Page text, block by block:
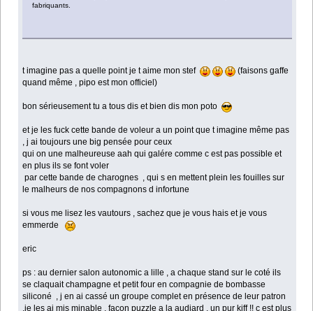
fabriquants.
t imagine pas a quelle point je t aime mon stef
(faisons gaffe
quand même , pipo est mon officiel)
bon sérieusement tu a tous dis et bien dis mon poto
et je les fuck cette bande de voleur a un point que t imagine même pas
, j ai toujours une big pensée pour ceux
qui on une malheureuse aah qui galére comme c est pas possible et
en plus ils se font voler
par cette bande de charognes , qui s en mettent plein les fouilles sur
le malheurs de nos compagnons d infortune
si vous me lisez les vautours , sachez que je vous hais et je vous
emmerde
eric
ps : au dernier salon autonomic a lille , a chaque stand sur le coté ils
se claquait champagne et petit four en compagnie de bombasse
siliconé , j en ai cassé un groupe complet en présence de leur patron
,je les ai mis minable , façon puzzle a la audiard , un pur kiff !! c est plus